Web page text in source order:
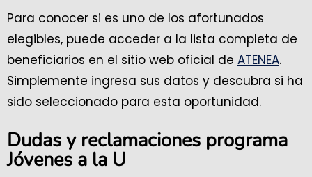
Para conocer si es uno de los afortunados
elegibles, puede acceder a la lista completa de
beneficiarios en el sitio web oficial de ATENEA.
Simplemente ingresa sus datos y descubra si ha
sido seleccionado para esta oportunidad.
Dudas y reclamaciones programa
Jóvenes a la U